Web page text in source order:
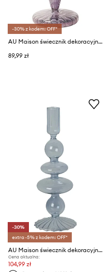
-30% z kodem: OFF*
AU Maison świecznik dekoracyjny 19,5 x 7 cm
89,99 zł
-30%
extra -5% z kodem: OFF*
AU Maison świecznik dekoracyjny
Cena aktualna:
104,99 zł